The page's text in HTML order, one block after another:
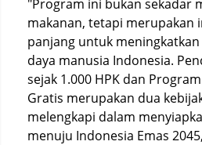
"Program ini bukan sekadar
makanan, tetapi merupakan
panjang untuk
daya manusia Indonesia.
sejak 1.000 HPK dan
Gratis merupakan dua
melengkapi dalam
menuju Indonesia Emas